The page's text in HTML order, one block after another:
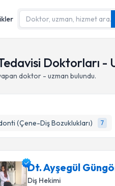
Doktorları -
doktor - uzman bulundu.
(Çene-Diş Bozuklukları) 7
Dt. Ayşegül
Diş Hekimi